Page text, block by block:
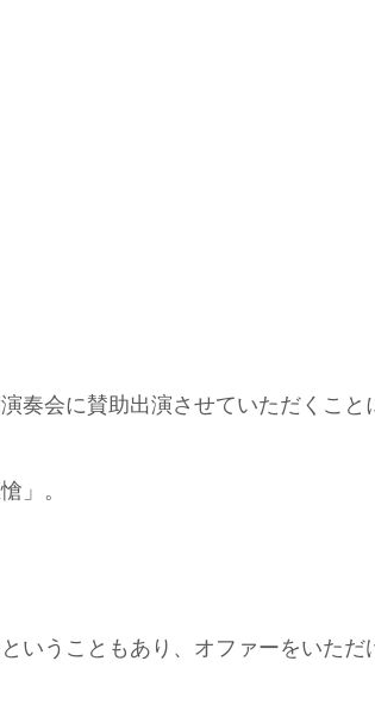
奏会に賛助出演させていただくこと
」。
いうこともあり、オファーをいただ